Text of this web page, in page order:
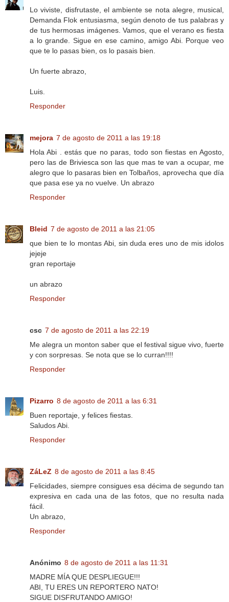
Lo viviste, disfrutaste, el ambiente se nota alegre, musical,
Demanda Flok entusiasma, según denoto de tus palabras y
de tus hermosas imágenes. Vamos, que el verano es fiesta
a lo grande. Sigue en ese camino, amigo Abi. Porque veo
que te lo pasas bien, os lo pasais bien.
Un fuerte abrazo,
Luis.
Responder
mejora 7 de agosto de 2011 a las 19:18
Hola Abi . estás que no paras, todo son fiestas en Agosto,
pero las de Briviesca son las que mas te van a ocupar, me
alegro que lo pasaras bien en Tolbaños, aprovecha que día
que pasa ese ya no vuelve. Un abrazo
Responder
Bleid 7 de agosto de 2011 a las 21:05
que bien te lo montas Abi, sin duda eres uno de mis idolos
jejeje
gran reportaje
un abrazo
Responder
csc 7 de agosto de 2011 a las 22:19
Me alegra un monton saber que el festival sigue vivo, fuerte
y con sorpresas. Se nota que se lo curran!!!!
Responder
Pizarro 8 de agosto de 2011 a las 6:31
Buen reportaje, y felices fiestas.
Saludos Abi.
Responder
ZáLeZ 8 de agosto de 2011 a las 8:45
Felicidades, siempre consigues esa décima de segundo tan
expresiva en cada una de las fotos, que no resulta nada
fácil.
Un abrazo,
Responder
Anónimo 8 de agosto de 2011 a las 11:31
MADRE MÍA QUE DESPLIEGUE!!!
ABI, TU ERES UN REPORTERO NATO!
SIGUE DISFRUTANDO AMIGO!